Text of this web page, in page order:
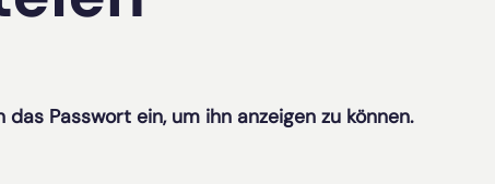
Passwort ein, um ihn anzeigen zu können.